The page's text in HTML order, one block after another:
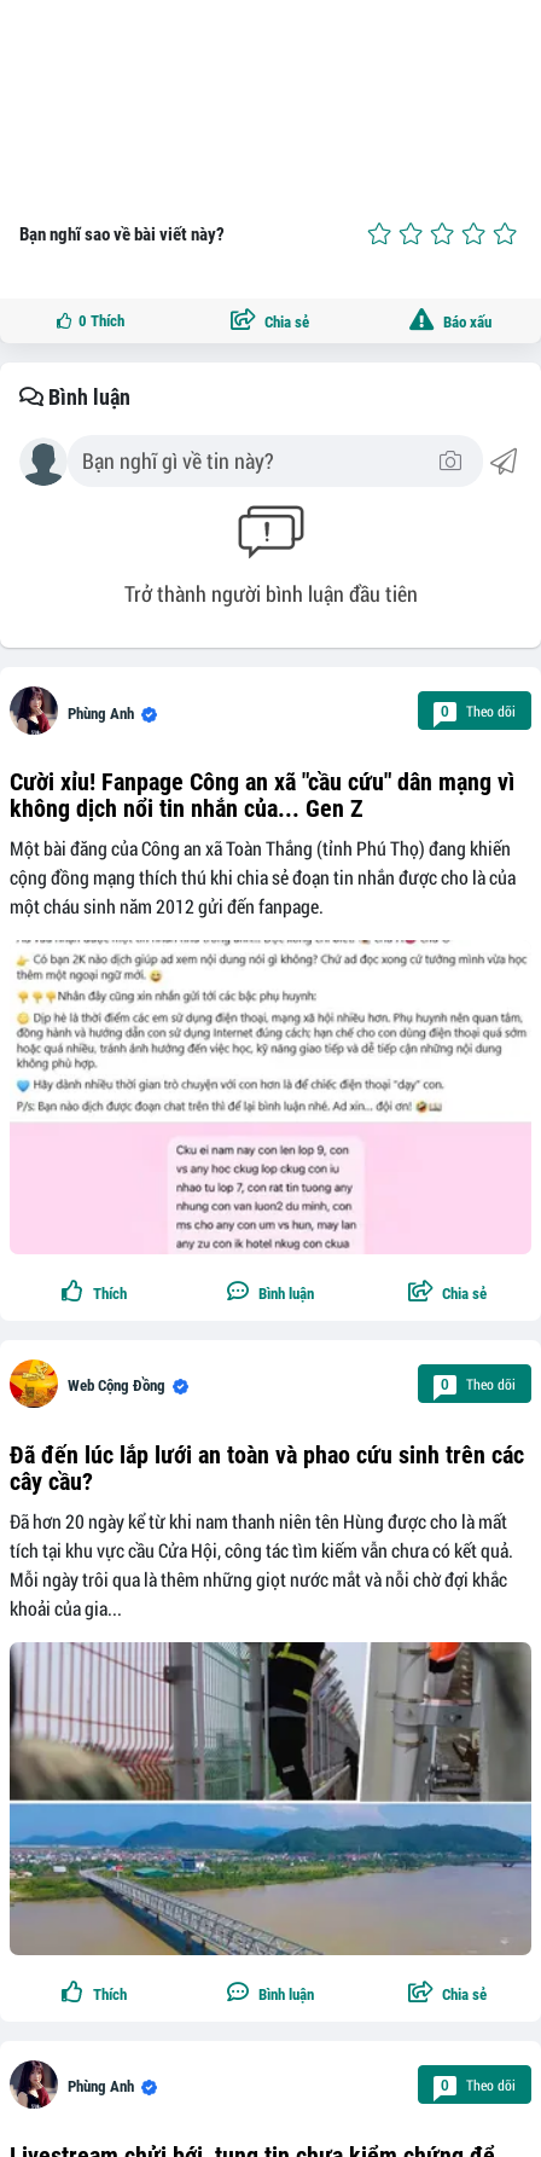
Bạn nghĩ sao về bài viết này?
0 Thích Chia sẻ Báo xấu
Bình luận
Trở thành người bình luận đầu tiên
Phùng Anh 0 Theo dõi
Cười xỉu! Fanpage Công an xã "cầu cứu" dân mạng vì
không dịch nổi tin nhắn của... Gen Z
Một bài đăng của Công an xã Toàn Thắng (tỉnh Phú Thọ) đang khiến
cộng đồng mạng thích thú khi chia sẻ đoạn tin nhắn được cho là của
một cháu sinh năm 2012 gửi đến fanpage.
Thích Bình luận Chia sẻ
Web Cộng Đồng 0 Theo dõi
Đã đến lúc lắp lưới an toàn và phao cứu sinh trên các
cây cầu?
Đã hơn 20 ngày kể từ khi nam thanh niên tên Hùng được cho là mất
tích tại khu vực cầu Cửa Hội, công tác tìm kiếm vẫn chưa có kết quả.
Mỗi ngày trôi qua là thêm những giọt nước mắt và nỗi chờ đợi khắc
khoải của gia...
Thích Bình luận Chia sẻ
Phùng Anh 0 Theo dõi